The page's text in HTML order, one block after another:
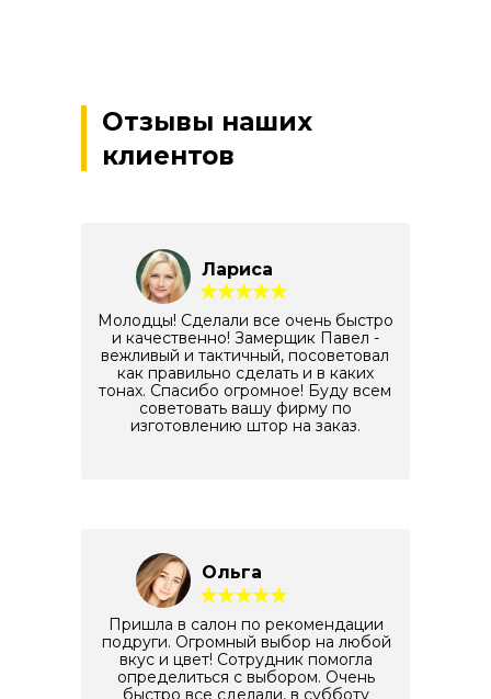
Отзывы наших
клиентов
Молодцы! Сделали все очень быстро
и качественно! Замерщик Павел -
вежливый и тактичный, посоветовал
как правильно сделать и в каких
тонах. Спасибо огромное! Буду всем
советовать вашу фирму по
изготовлению штор на заказ.
Лариса
Пришла в салон по рекомендации
подруги. Огромный выбор на любой
вкус и цвет! Сотрудник помогла
определиться с выбором. Очень
быстро все сделали, в субботу
Ольга